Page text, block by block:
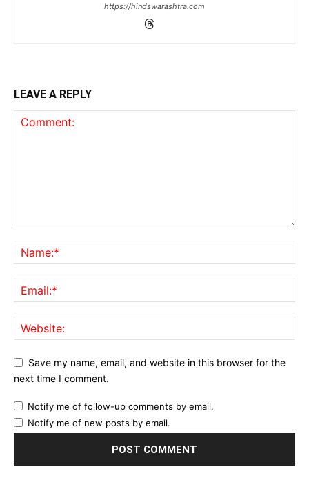
https://hindswarashtra.com
LEAVE A REPLY
Save my name, email, and website in this browser for the
next time I comment.
Notify me of follow-up comments by email.
Notify me of new posts by email.